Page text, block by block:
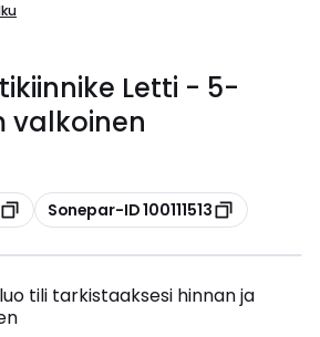
Letti - 5-
valkoinen
Kopioi
Sonepar-ID 100111513
tili tarkistaaksesi hinnan ja